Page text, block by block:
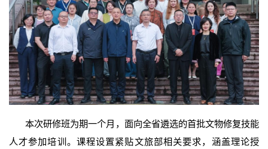
本次研修班为期一个月，面向全省遴选的首批文物修复技能
人才参加培训。课程设置紧贴文旅部相关要求，涵盖理论授